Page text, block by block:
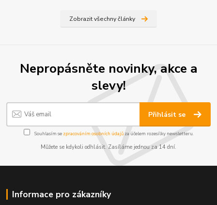
Zobrazit všechny články
Nepropásněte novinky, akce a
slevy!
Přihlásit se
Souhlasím se zpracováním osobních údajůza účelem rozesílky newsletteru.
Můžete se kdykoli odhlásit. Zasíláme jednou za 14 dní.
Informace pro zákazníky